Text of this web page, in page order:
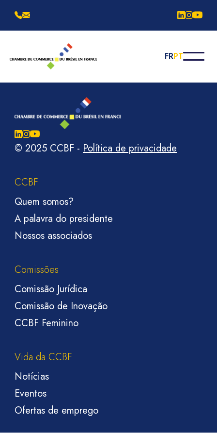
FRPT
© 2025 CCBF - Política de privacidade
CCBF
Quem somos?
A palavra do presidente
Nossos associados
Comissões
Comissão Jurídica
Comissão de Inovação
CCBF Feminino
Vida da CCBF
Notícias
Eventos
Ofertas de emprego